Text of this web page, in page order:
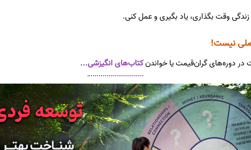
وقت بگذاری، یاد بگیری و عمل کنی.
نیست!
دوره‌های گران‌قیمت یا خواندنکتاب‌های انگیزشی...